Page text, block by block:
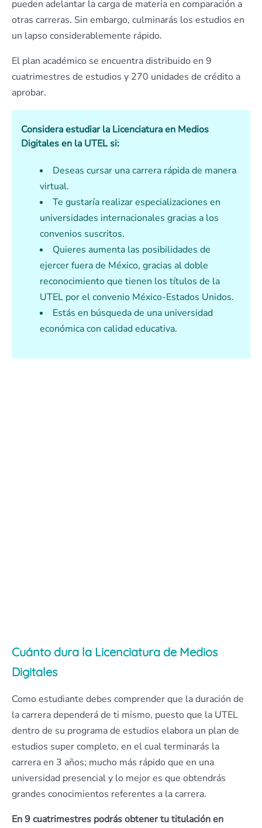
pueden adelantar la carga de materia en comparación a
otras carreras. Sin embargo, culminarás los estudios en
un lapso considerablemente rápido.
El plan académico se encuentra distribuido en 9
cuatrimestres de estudios y 270 unidades de crédito a
aprobar.
Considera estudiar la Licenciatura en Medios
Digitales en la UTEL si:
Deseas cursar una carrera rápida de manera
virtual.
Te gustaría realizar especializaciones en
universidades internacionales gracias a los
convenios suscritos.
Quieres aumenta las posibilidades de
ejercer fuera de México, gracias al doble
reconocimiento que tienen los títulos de la
UTEL por el convenio México-Estados Unidos.
Estás en búsqueda de una universidad
económica con calidad educativa.
Cuánto dura la Licenciatura de Medios
Digitales
Como estudiante debes comprender que la duración de
la carrera dependerá de ti mismo, puesto que la UTEL
dentro de su programa de estudios elabora un plan de
estudios super completo, en el cual terminarás la
carrera en 3 años; mucho más rápido que en una
universidad presencial y lo mejor es que obtendrás
grandes conocimientos referentes a la carrera.
En 9 cuatrimestres podrás obtener tu titulación en